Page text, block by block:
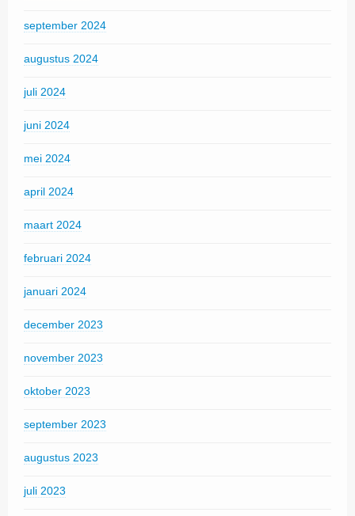
september 2024
augustus 2024
juli 2024
juni 2024
mei 2024
april 2024
maart 2024
februari 2024
januari 2024
december 2023
november 2023
oktober 2023
september 2023
augustus 2023
juli 2023